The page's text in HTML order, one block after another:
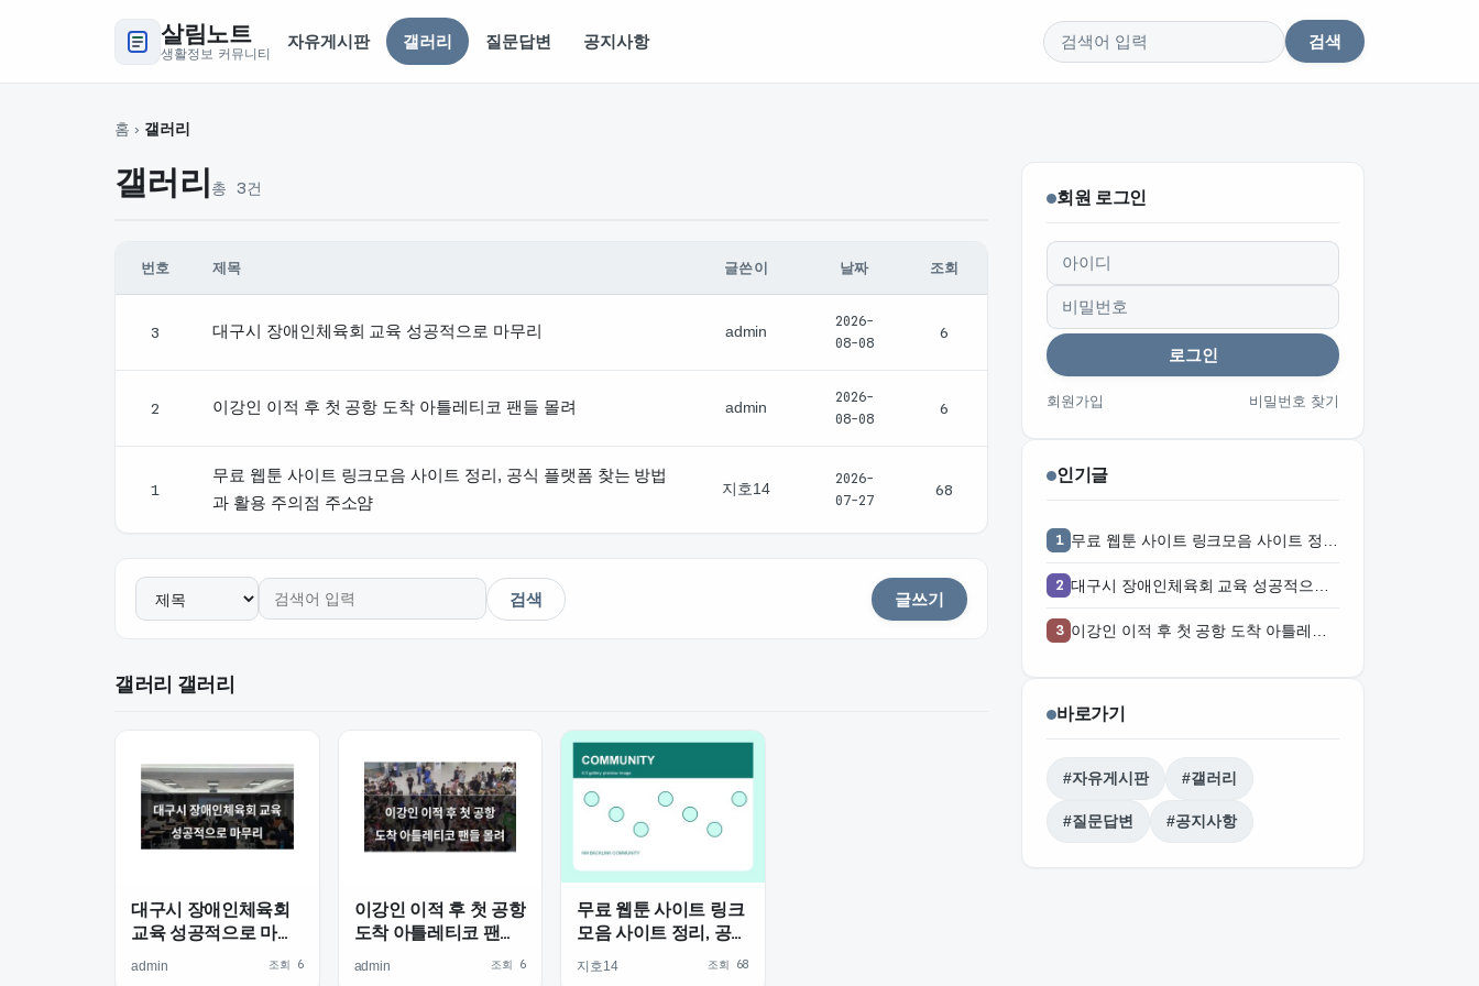
살림노트
생활정보 커뮤니티
자유게시판 갤러리 질문답변 공지사항
검색어
검색
홈 › 갤러리
갤러리 총 3건
번호 제목 글쓴이 날짜 조회
3 대구시 장애인체육회 교육 성공적으로 마무리 admin
2026-
08-08
6
2 이강인 이적 후 첫 공항 도착 아틀레티코 팬들 몰려 admin
2026-
08-08
6
1
무료 웹툰 사이트 링크모음 사이트 정리, 공식 플랫폼 찾는 방법
과 활용 주의점 주소얌
지호14
2026-
07-27
68
검색 글쓰기
갤러리 갤러리
대구시 장애인체육회
교육 성공적으로 마무
리
admin 조회 6
이강인 이적 후 첫 공항
도착 아틀레티코 팬들
몰려
admin 조회 6
무료 웹툰 사이트 링크
모음 사이트 정리, 공식
플랫폼 찾는 방법과 활
용 주의점 주소얌
지호14 조회 68
회원 로그인
아이디
비밀번호
로그인
회원가입 비밀번호 찾기
인기글
바로가기
#자유게시판 #갤러리
#질문답변 #공지사항